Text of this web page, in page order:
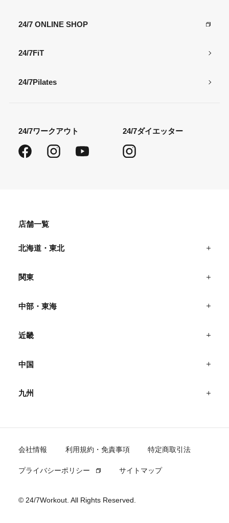
24/7ワークアウト
FacebookInstagram
24/7ダイエッター
24/7 ONLINE SHOP
24/7FiT
24/7Pilates
店舗一覧
北海道・東北
関東
中部・東海
近畿
中国
九州
会社情報 利用規約・免責事項 特定商取引法
プライバシーポリシー サイトマップ
© 24/7Workout. All Rights Reserved.